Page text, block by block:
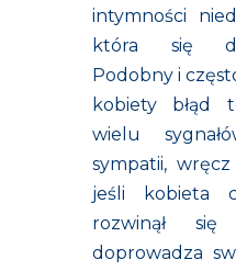
intymności
która się
Podobny i
kobiety błąd
wielu
sympatii, wręcz
jeśli kobieta
rozwinął się
doprowadza